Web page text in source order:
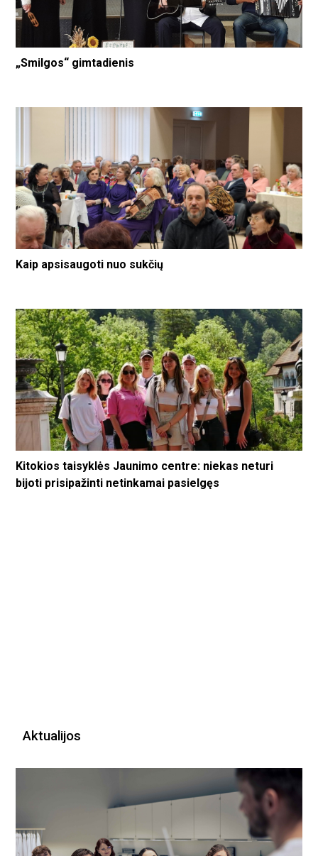
„Smilgos“ gimtadienis
Kaip apsisaugoti nuo sukčių
Kitokios taisyklės Jaunimo centre: niekas neturi
bijoti prisipažinti netinkamai pasielgęs
Aktualijos